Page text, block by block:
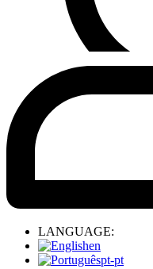
LANGUAGE:
en
pt-pt